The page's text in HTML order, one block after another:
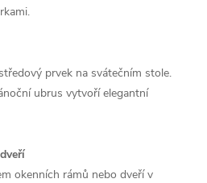
prvek na svátečním stole.
ubrus vytvoří elegantní
okenních rámů nebo dveří v